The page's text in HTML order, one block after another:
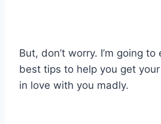
But, don’t worry. I’m going
best tips to help you get
in love with you madly.